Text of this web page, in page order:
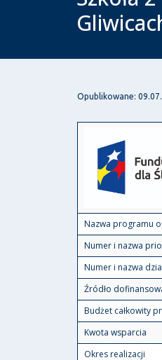
Opublikowane:
Nazwa programu
Numer i nazwa
Numer i nazwa
Źródło
Budżet całkowity
Kwota wsparcia
Okres realizacji